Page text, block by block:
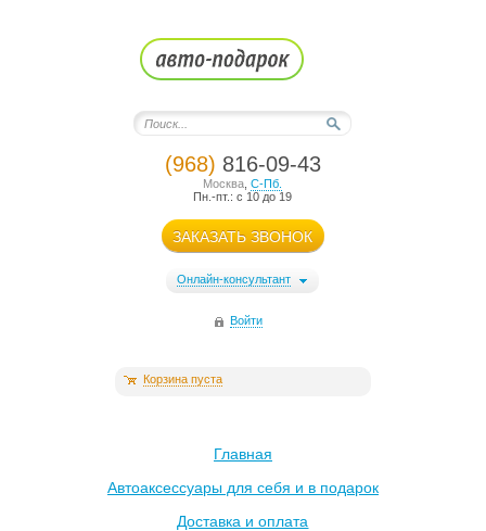
(968) 816-09-43
Москва ,С-Пб.
Пн.-пт.: с 10 до 19
ЗАКАЗАТЬ ЗВОНОК
Онлайн-консультант
Войти
Корзина пуста
Главная
Автоаксессуары для себя и в подарок
Доставка и оплата